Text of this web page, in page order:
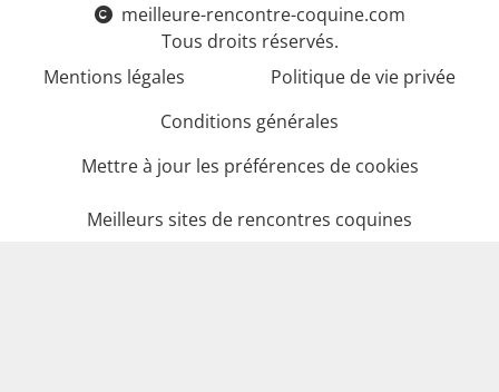
meilleure-rencontre-coquine.com
Tous droits réservés.
Mentions légales
Politique de vie privée
Conditions générales
Mettre à jour les préférences de cookies
Meilleurs sites de rencontres coquines